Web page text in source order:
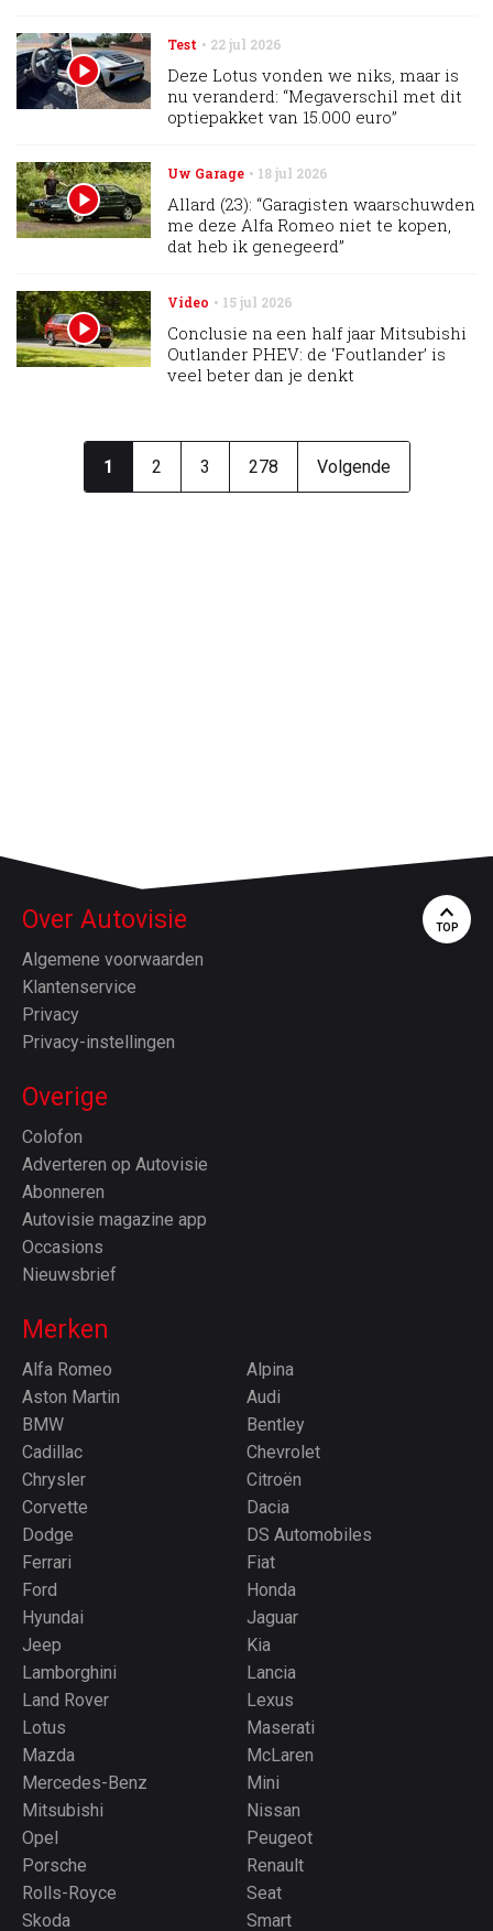
Test 22 jul 2026
Deze Lotus vonden we niks, maar is
nu veranderd: “Megaverschil met dit
optiepakket van 15.000 euro”
Uw Garage 18 jul 2026
Allard (23): “Garagisten waarschuwden
me deze Alfa Romeo niet te kopen,
dat heb ik genegeerd”
Video 15 jul 2026
Conclusie na een half jaar Mitsubishi
Outlander PHEV: de ‘Foutlander’ is
veel beter dan je denkt
1 2 3 278 Volgende
TOP
Over Autovisie
Algemene voorwaarden
Klantenservice
Privacy
Privacy-instellingen
Overige
Colofon
Adverteren op Autovisie
Abonneren
Autovisie magazine app
Occasions
Nieuwsbrief
Merken
Alfa Romeo
Alpina
Aston Martin
Audi
BMW
Bentley
Cadillac
Chevrolet
Chrysler
Citroën
Corvette
Dacia
Dodge
DS Automobiles
Ferrari
Fiat
Ford
Honda
Hyundai
Jaguar
Jeep
Kia
Lamborghini
Lancia
Land Rover
Lexus
Lotus
Maserati
Mazda
McLaren
Mercedes-Benz
Mini
Mitsubishi
Nissan
Opel
Peugeot
Porsche
Renault
Rolls-Royce
Seat
Skoda
Smart